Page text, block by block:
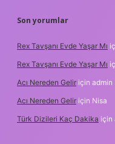
Son yorumlar
Rex Tavşanı Evde Yaşar Mı
Rex Tavşanı Evde Yaşar Mı
Acı Nereden Gelir için admin
Acı Nereden Gelir için Nisa
Türk Dizileri Kaç Dakika için